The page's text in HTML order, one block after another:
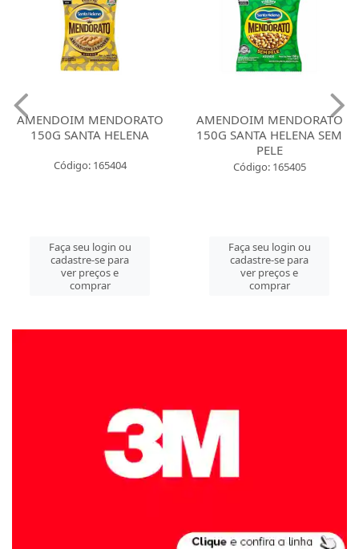
AMENDOIM MENDORATO
150G SANTA HELENA
Código: 165404
Faça seu login ou
cadastre-se para
ver preços e
comprar
AMENDOIM MENDORATO
150G SANTA HELENA SEM
PELE
Código: 165405
Faça seu login ou
cadastre-se para
ver preços e
comprar